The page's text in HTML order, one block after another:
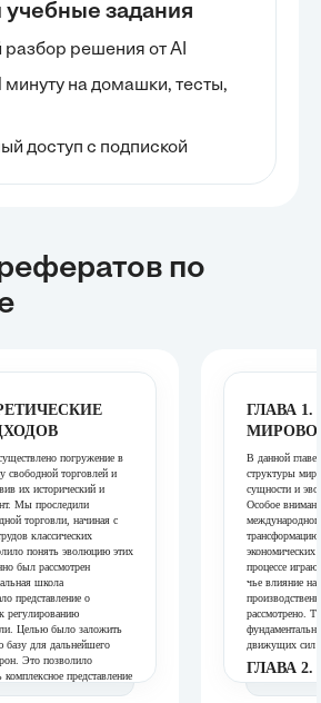
задания
решения от AI
минуту на домашки, тесты,
доступ с подпиской
по
погружение в
свободной торговлей и
их исторический и
Мы проследили
торговли, начиная с
классических
понять эволюцию этих
был рассмотрен
школа
представление о
регулированию
Целью было заложить
базу для дальнейшего
Это позволило
представление
споров.
ГЛАВА 1.
В данной главе
структуры
сущности и
Особое
процессе
чье влияние
рассмотрено.
движущих сил
ГЛАВА